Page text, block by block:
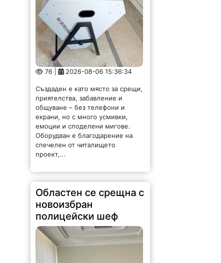
76 | 2026-08-06 15:36:34
Създаден е като място за срещи,
приятелства, забавление и
общуване – без телефони и
екрани, но с много усмивки,
емоции и споделени мигове.
Оборудван е благодарение на
спечелен от читалището
проект,...
Областен се срещна с
новоизбран
полицейски шеф